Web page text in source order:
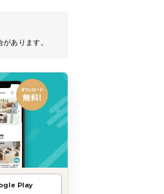
あります。
Play